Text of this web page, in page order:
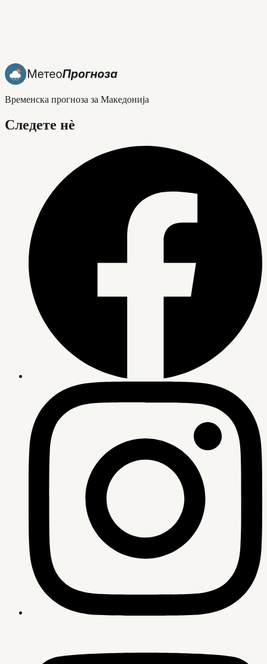
Временска прогноза за Македонија
Следете нè